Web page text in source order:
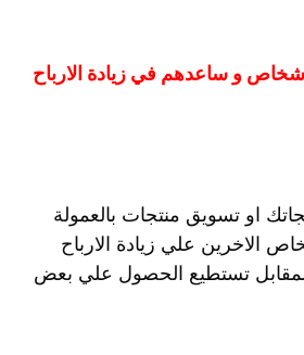
و ساعدهم في زيادة الارباح
او تسويق منتجات بالعمولة
الاخرين علي زيادة الارباح
تستطيع الحصول علي بعض